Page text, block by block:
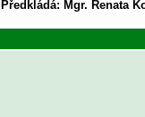
Předkládá: Mgr. Renata